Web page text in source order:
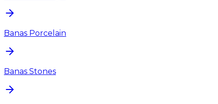
Banas Porcelain
Banas Stones